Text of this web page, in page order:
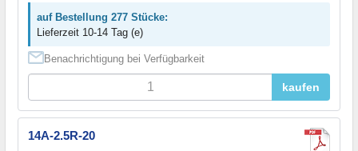
auf Bestellung 277 Stücke:
Lieferzeit 10-14 Tag (e)
Benachrichtigung bei Verfügbarkeit
kaufen
14A-2.5R-20